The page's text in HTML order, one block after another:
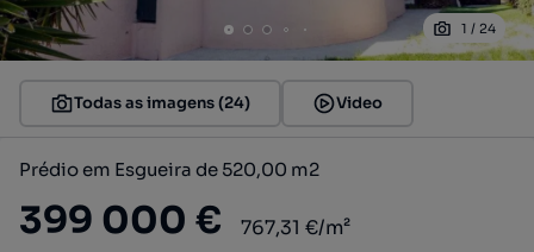
1 / 24
Todas as imagens (24) Video
Prédio em Esgueira de 520,00 m2
399 000 € 767,31 €/m²